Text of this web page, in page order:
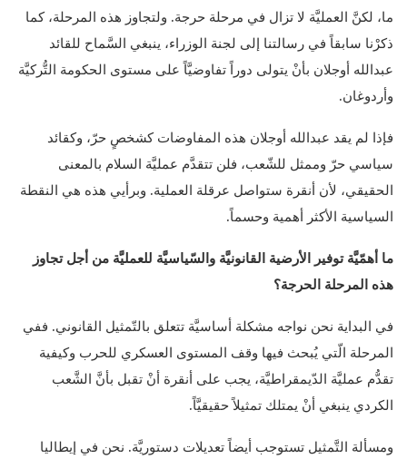
ما، لكنَّ العمليَّة لا تزال في مرحلة حرجة. ولتجاوز هذه المرحلة، كما
ذكرْنا سابقاً في رسالتنا إلى لجنة الوزراء، ينبغي السَّماح للقائد
عبدالله أوجلان بأنْ يتولى دوراً تفاوضيَّاً على مستوى الحكومة التُّركيَّة
وأردوغان.
فإذا لم يقد عبدالله أوجلان هذه المفاوضات كشخصٍ حرّ، وكقائد
سياسي حرّ وممثل للشّعب، فلن تتقدَّم عمليَّة السلام بالمعنى
الحقيقي، لأن أنقرة ستواصل عرقلة العملية. وبرأيي هذه هي النقطة
السياسية الأكثر أهمية وحسماً.
ما أهمّيَّة توفير الأرضية القانونيَّة والسّياسيَّة للعمليَّة من أجل تجاوز
هذه المرحلة الحرجة؟
في البداية نحن نواجه مشكلة أساسيَّة تتعلق بالتّمثيل القانوني. ففي
المرحلة الّتي يُبحث فيها وقف المستوى العسكري للحرب وكيفية
تقدُّم عمليَّة الدّيمقراطيَّة، يجب على أنقرة أنْ تقبل بأنَّ الشَّعب
الكردي ينبغي أنْ يمتلك تمثيلاً حقيقيَّاً.
ومسألة التَّمثيل تستوجب أيضاً تعديلات دستوريَّة. نحن في إيطاليا